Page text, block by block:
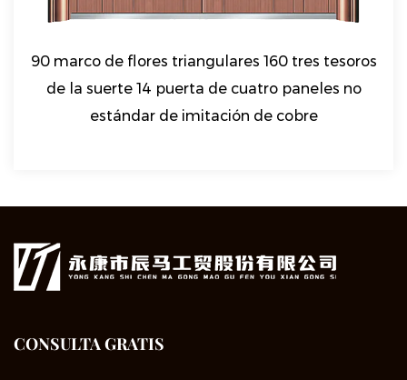
90 marco de flores triangulares 160 tres tesoros
de la suerte 14 puerta de cuatro paneles no
estándar de imitación de cobre
CONSULTA GRATIS